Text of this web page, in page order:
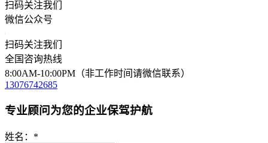
扫码关注我们
微信公众号
扫码关注我们
全国咨询热线
8:00AM-10:00PM（非工作时间请微信联系）
13076742685
专业顾问为您的企业保驾护航
姓名： *